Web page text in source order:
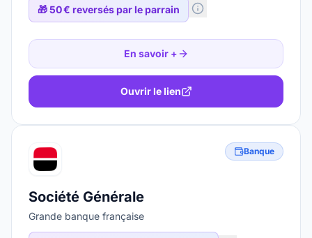
🎁50 € reversés par le parrain
En savoir +
Ouvrir le lien
Banque
Société Générale
Grande banque française